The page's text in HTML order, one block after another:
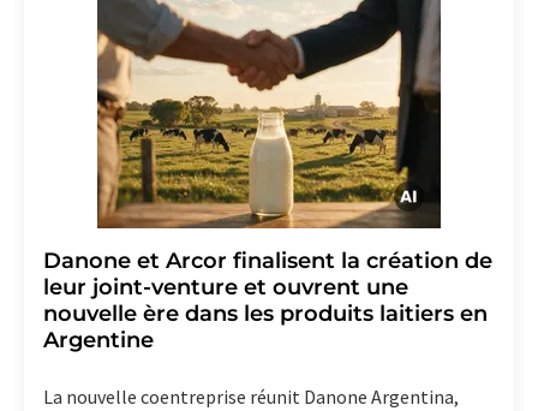
effet pour l'avenir. De plus, chaque courriel contient un
lien pour se désabonner de la newsletter
correspondante.
Danone et Arcor finalisent la création de
leur joint-venture et ouvrent une
nouvelle ère dans les produits laitiers en
Argentine
La nouvelle coentreprise réunit Danone Argentina,